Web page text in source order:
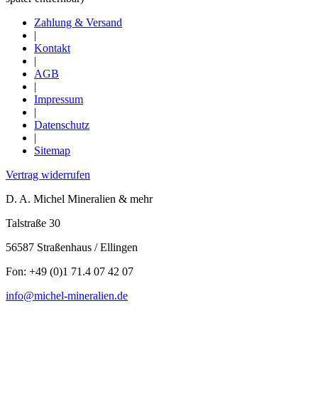
Zahlung & Versand
|
Kontakt
|
AGB
|
Impressum
|
Datenschutz
|
Sitemap
Vertrag widerrufen
D. A. Michel Mineralien & mehr
Talstraße 30
56587 Straßenhaus / Ellingen
Fon: +49 (0)1 71.4 07 42 07
info@michel-mineralien.de